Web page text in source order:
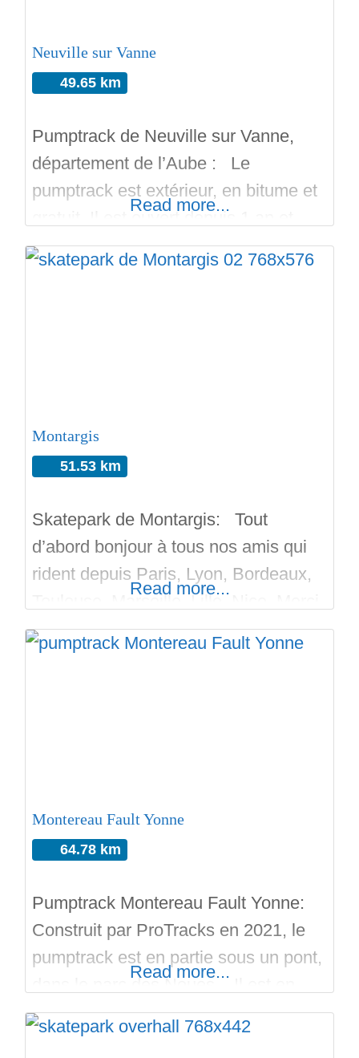
Neuville sur Vanne
49.65 km
Pumptrack de Neuville sur Vanne,
département de l’Aube : Le
pumptrack est extérieur, en bitume et
gratuit. Il est ouvert depuis 1 an et
demi (depuis juin 2024). C’est un
équipement réalisé par H-Tracks.
Read more...
Montargis
51.53 km
Skatepark de Montargis: Tout
d’abord bonjour à tous nos amis qui
rident depuis Paris, Lyon, Bordeaux,
Toulouse, Marseille, Lille, Nice. Merci.
Le skatepark de Montargis initié par
l’association AME Ride, est une
Read more...
Montereau Fault Yonne
64.78 km
Pumptrack Montereau Fault Yonne:
Construit par ProTracks en 2021, le
pumptrack est en partie sous un pont,
dans le parc des Noues. Il est en
bitume, il y a plusieurs pistes avec
bosses, virages relevés. Le pont est
Read more...